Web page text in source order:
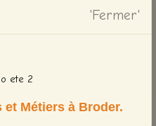
'Fermer'
Métiers à Broder.